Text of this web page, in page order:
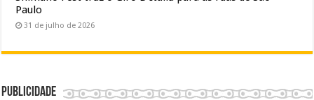
Paulo
31 de julho de 2026
Publicidade